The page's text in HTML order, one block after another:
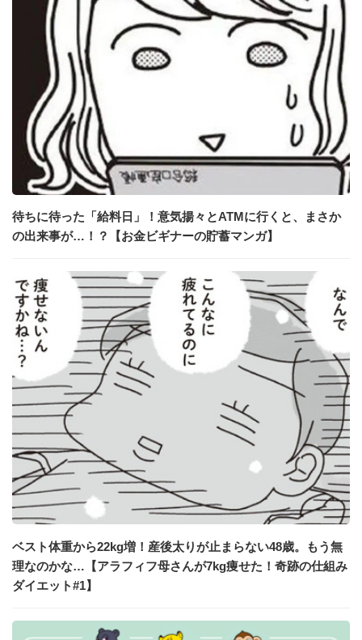
待ちに待った「給料日」！意気揚々とATMに行くと、まさか
の出来事が…！？【お金ビギナーの貯蓄マンガ】
ベスト体重から22kg増！産後太りが止まらない48歳。もう無
理なのかな…【アラフィフ母さんが7kg痩せた！奇跡の仕組み
ダイエット#1】